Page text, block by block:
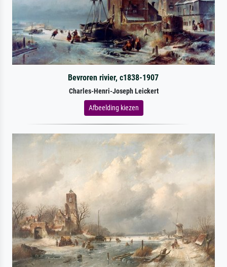
Bevroren rivier, c1838-1907
Charles-Henri-Joseph Leickert
Afbeelding kiezen